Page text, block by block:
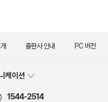
출판사 안내 PC 버전
케이션
1544-2514